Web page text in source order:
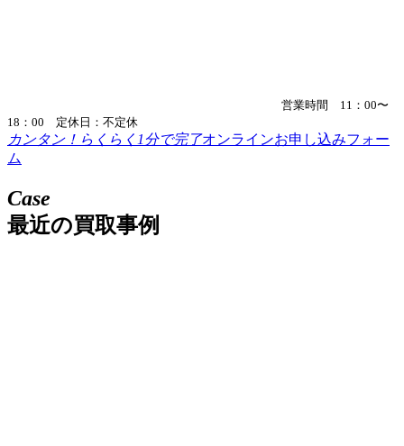
営業時間 11：00〜
18：00 定休日：不定休
カンタン！らくらく1分で完了オンラインお申し込みフォー
ム
Case
最近の買取事例